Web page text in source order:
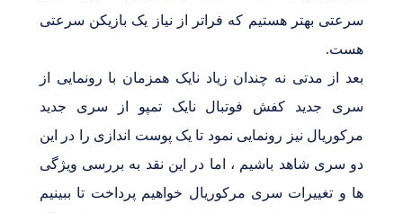
سرعتی بهتر هستیم که فراتر از نیاز یک بازیکن سرعتی
هست.
بعد از مدتی نه چندان زیاد نایک همزمان با رونمایی از
سری جدید کفش فوتبال نایک تمپو از سری جدید
مرکوریال نیز رونمایی نمود تا یک پوست اندازی را در این
دو سری شاهد باشیم ، اما در این نقد به بررسی ویژگی
ها و تغییرات سری مرکوریال خواهیم پرداخت تا ببینیم